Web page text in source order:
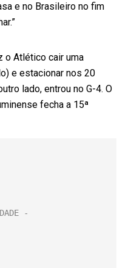
e no Brasileiro no fim
o Atlético cair uma
e estacionar nos 20
lado, entrou no G-4. O
fecha a 15ª